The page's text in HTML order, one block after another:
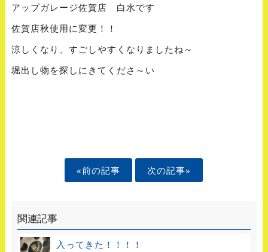
アップガレージ佐賀店 白水です
佐賀店秋使用に変更！！
涼しくなり、すごしやすくなりましたね～
堀出し物を探しにきてくださ～い
«前の記事 次の記事»
関連記事
入ってきた！！！！